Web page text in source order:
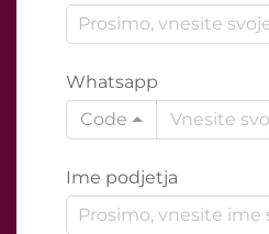
Whatsapp
Code
Ime podjetja